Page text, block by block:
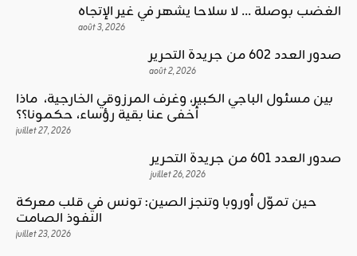
الغضب بوصلة … لا سلاحا يشهر في غير الإتجاه
août 3, 2026
صدور العدد 602 من جريدة التحرير
août 2, 2026
بين مسئول الباجي الكبير، وغرف المرزوقي الخارجية، ماذا
أخفى عنا بقية رؤساء، حكمونا؟؟
juillet 27, 2026
صدور العدد 601 من جريدة التحرير
juillet 26, 2026
حين تموّل أوروبا وتنجز الصين: تونس في قلب معركة
النفوذ الصامت
juillet 23, 2026